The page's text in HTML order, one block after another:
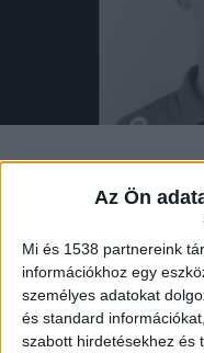
Az Ön
Mi és 1538 partnereink
információkhoz egy
személyes adatokat
és standard
szabott hirdetésekhez és
Meghalt Kerekes
Sportegyesület
fiatal
vesztette életét.